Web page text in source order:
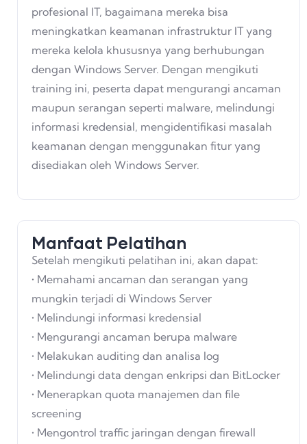
profesional IT, bagaimana mereka bisa
meningkatkan keamanan infrastruktur IT yang
mereka kelola khususnya yang berhubungan
dengan Windows Server. Dengan mengikuti
training ini, peserta dapat mengurangi ancaman
maupun serangan seperti malware, melindungi
informasi kredensial, mengidentifikasi masalah
keamanan dengan menggunakan fitur yang
disediakan oleh Windows Server.
Manfaat Pelatihan
Setelah mengikuti pelatihan ini, akan dapat:
• Memahami ancaman dan serangan yang
mungkin terjadi di Windows Server
• Melindungi informasi kredensial
• Mengurangi ancaman berupa malware
• Melakukan auditing dan analisa log
• Melindungi data dengan enkripsi dan BitLocker
• Menerapkan quota manajemen dan file
screening
• Mengontrol traffic jaringan dengan firewall